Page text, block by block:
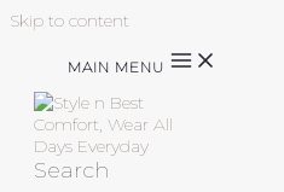
Skip to content
MAIN MENU
Search